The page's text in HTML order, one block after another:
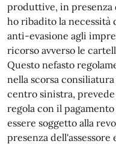
produttive, in presenza
ho ribadito la necessità
anti-evasione agli
ricorso avverso le
Questo nefasto
nella scorsa
centro sinistra,
regola con il
essere soggetto alla
presenza